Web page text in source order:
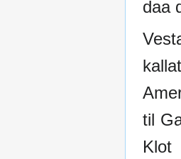
daa
til
Klot